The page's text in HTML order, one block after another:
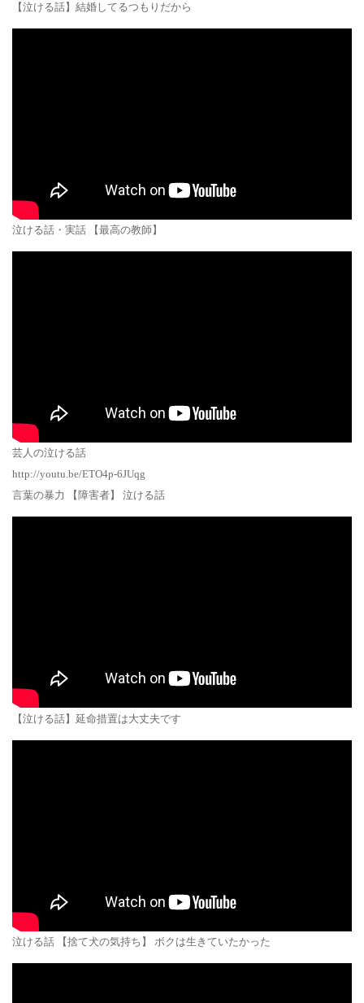
【泣ける話】結婚してるつもりだから
泣ける話・実話 【最高の教師】
芸人の泣ける話
http://youtu.be/ETO4p-6JUqg
言葉の暴力 【障害者】 泣ける話
【泣ける話】延命措置は大丈夫です
泣ける話 【捨て犬の気持ち】 ボクは生きていたかった